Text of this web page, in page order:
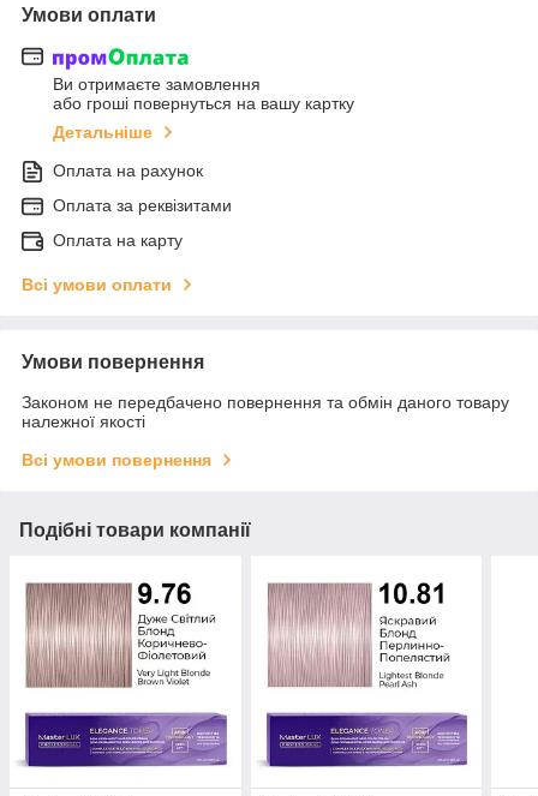
Умови оплати
Ви отримаєте замовлення
або гроші повернуться на вашу картку
Детальніше
Оплата на рахунок
Оплата за реквізитами
Оплата на карту
Всі умови оплати
Умови повернення
Законом не передбачено повернення та обмін даного товару
належної якості
Всі умови повернення
Подібні товари компанії